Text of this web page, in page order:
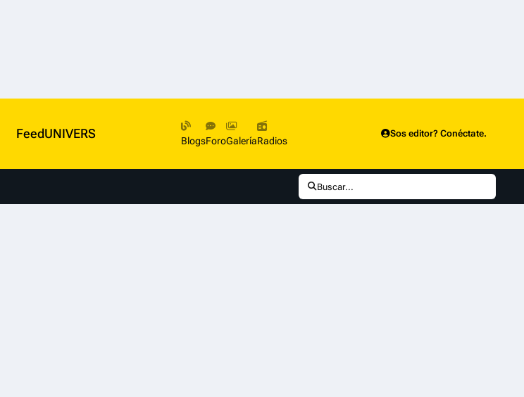
FeedUNIVERS BlogsForoGaleríaRadios
Sos editor? Conéctate.
Buscar...